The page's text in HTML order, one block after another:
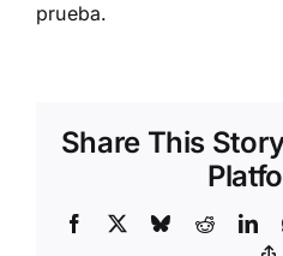
prueba.
Share This
Facebook BlueskyReddit